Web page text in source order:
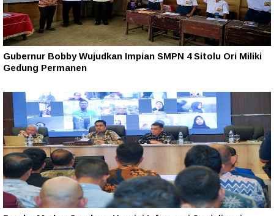
Gubernur Bobby Wujudkan Impian SMPN 4 Sitolu Ori Miliki
Gedung Permanen